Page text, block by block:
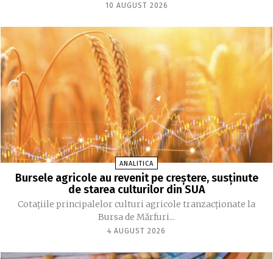
10 AUGUST 2026
ANALITICA
Bursele agricole au revenit pe creștere, susținute
de starea culturilor din SUA
Cotațiile principalelor culturi agricole tranzacționate la
Bursa de Mărfuri...
4 AUGUST 2026